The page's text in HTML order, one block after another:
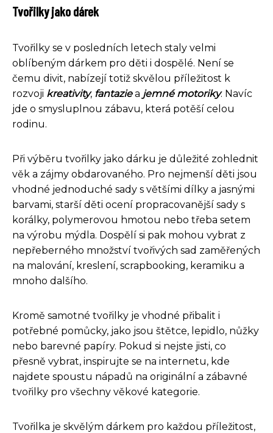
Tvořilky jako dárek
Tvořilky se v posledních letech staly velmi
oblíbeným dárkem pro děti i dospělé. Není se
čemu divit, nabízejí totiž skvělou příležitost k
rozvoji kreativity, fantaziea jemné motoriky. Navíc
jde o smysluplnou zábavu, která potěší celou
rodinu.
Při výběru tvořilky jako dárku je důležité zohlednit
věk a zájmy obdarovaného. Pro nejmenší děti jsou
vhodné jednoduché sady s většími dílky a jasnými
barvami, starší děti ocení propracovanější sady s
korálky, polymerovou hmotou nebo třeba setem
na výrobu mýdla. Dospělí si pak mohou vybrat z
nepřeberného množství tvořivých sad zaměřených
na malování, kreslení, scrapbooking, keramiku a
mnoho dalšího.
Kromě samotné tvořilky je vhodné přibalit i
potřebné pomůcky, jako jsou štětce, lepidlo, nůžky
nebo barevné papíry. Pokud si nejste jisti, co
přesně vybrat, inspirujte se na internetu, kde
najdete spoustu nápadů na originální a zábavné
tvořilky pro všechny věkové kategorie.
Tvořilka je skvělým dárkem pro každou příležitost,